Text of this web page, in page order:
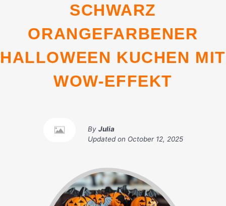
SCHWARZ
ORANGEFARBENER
HALLOWEEN KUCHEN MIT
WOW-EFFEKT
By Julia
Updated on October 12, 2025